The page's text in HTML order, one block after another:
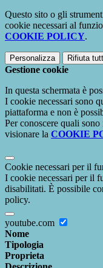
Questo sito o gli
cookie necessari al
COOKIE POLICY.
Personalizza Rifiuta
Gestione cookie
In questa schermata è
I cookie necessari sono
piattaforma e non è
Per conoscere quali
visionare la COOKIE
Cookie necessari per il
I cookie necessari per il
disabilitati. È possibile
policy.
youtube.com
Nome
Tipologia
Proprieta